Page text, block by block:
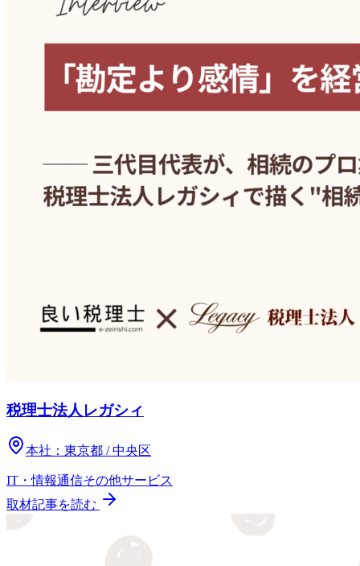
税理士法人レガシィ
本社： 東京都 / 中央区
IT・情報通信その他サービス
取材記事を読む